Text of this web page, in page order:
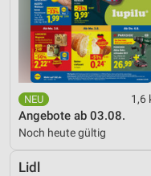
1,6
Angebote ab 03.08.
Noch heute gültig
Lidl